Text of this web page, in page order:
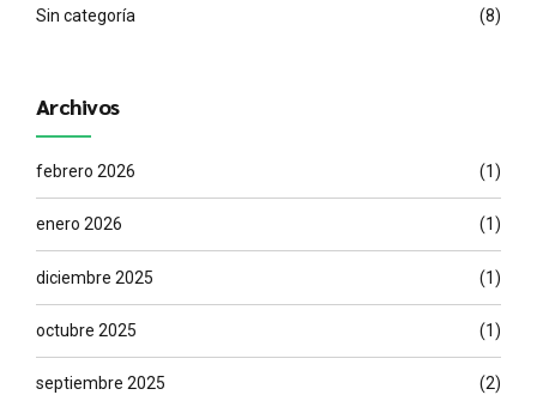
Sin categoría (8)
Archivos
febrero 2026 (1)
enero 2026 (1)
diciembre 2025 (1)
octubre 2025 (1)
septiembre 2025 (2)